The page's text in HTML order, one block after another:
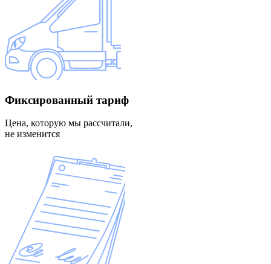
Фиксированный тариф
Цена, которую мы рассчитали,
не изменится